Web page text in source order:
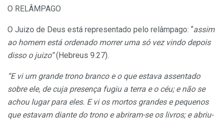
O RELÂMPAGO
O Juizo de Deus está representado pelo relâmpago: “assim
ao homem está ordenado morrer uma só vez vindo depois
disso o juizo”(Hebreus 9.27).
“E vi um grande trono branco e o que estava assentado
sobre ele, de cuja presença fugiu a terra e o céu; e não se
achou lugar para eles. E vi os mortos grandes e pequenos
que estavam diante do trono e abriram-se os livros; e abriu-